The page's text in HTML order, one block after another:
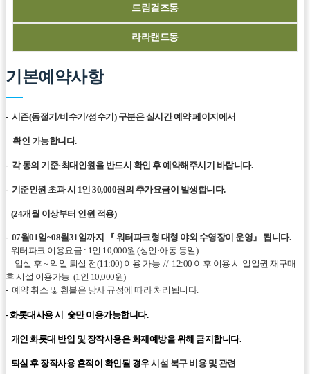
드림걸즈동
라라랜드동
기본예약사항
- 시즌(동절기/비수기/성수기) 구분은 실시간 예약 페이지에서
확인 가능합니다.
- 각 동의 기준·최대인원을 반드시 확인 후 예약해주시기 바랍니다.
- 기준인원 초과 시 1인 30,000원의 추가요금이 발생합니다.
(24개월 이상부터 인원 적용)
- 07월01일~08월31일까지 『 워터파크형 대형 야외 수영장이 운영』 됩니다.
워터파크 이용요금 : 1인 10,000원 (성인·아동 동일)
입실 후 ~ 익일 퇴실 전(11:00) 이용 가능 // 12:00 이후 이용 시 일일권 재구매
후 시설 이용가능 (1인 10,000원)
- 예약 취소 및 환불은 당사 규정에 따라 처리됩니다.
-화롯대사용 시 숯만 이용가능합니다.
개인 화롯대 반입 및 장작사용은 화재예방을 위해 금지합니다.
퇴실 후 장작사용 흔적이 확인될 경우시설 복구 비용 및 관련